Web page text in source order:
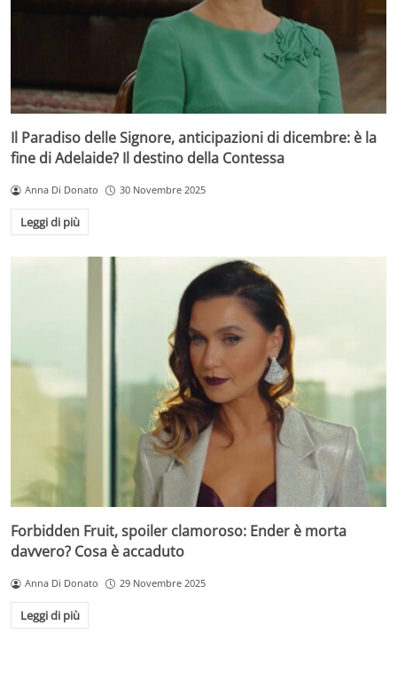
Il Paradiso delle Signore, anticipazioni di dicembre: è la
fine di Adelaide? Il destino della Contessa
Anna Di Donato 30 Novembre 2025
Leggi di più
Forbidden Fruit, spoiler clamoroso: Ender è morta
davvero? Cosa è accaduto
Anna Di Donato 29 Novembre 2025
Leggi di più